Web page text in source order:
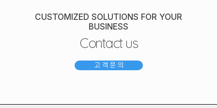
CUSTOMIZED SOLUTIONS FOR YOUR
BUSINESS
Contact us
고 객 문 의